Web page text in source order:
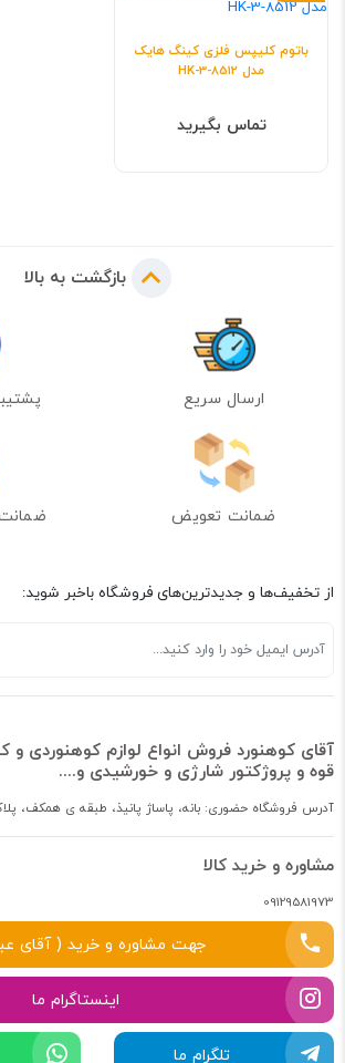
باتوم کلیپس فلزی کینگ هایک
مدل HK-3-8512
تماس بگیرید
بازگشت به بالا
ارسال سریع پشتیبانی
ضمانت تعویض
از تخفیف‌ها و جدیدترین‌های فروشگاه باخبر شوید:
آقای کوهنورد فروش انواع لوازم کوهنوردی و
قوه و پروژکتور شارژی و خورشیدی و....
آدرس فروشگاه حضوری: بانه، پاساژ پانیذ، طبقه ی همکف، پلاک
مشاوره و خرید کالا
09129581973
جهت مشاوره و خرید ( آقای
اینستاگرام ما
تلگرام ما